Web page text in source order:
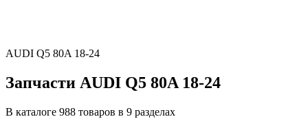
AUDI Q5 80A 18-24
Запчасти AUDI Q5 80A 18-24
В каталоге 988 товаров в 9 разделах